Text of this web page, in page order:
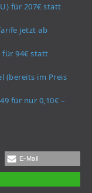
für 207€ statt
jetzt ab
für 94€ statt
(bereits im Preis
für nur 0,10€ –
E-Mail